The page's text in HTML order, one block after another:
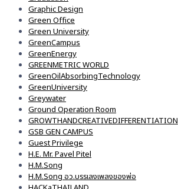
Graphic Design
Green Office
Green University
GreenCampus
GreenEnergy
GREENMETRIC WORLD
GreenOilAbsorbingTechnology
GreenUniversity
Greywater
Ground Operation Room
GROWTHANDCREATIVEDIFFERENTIATION
GSB GEN CAMPUS
Guest Privilege
H.E. Mr. Pavel Pitel
H.M.Song
H.M.Song อว.บรรเลงเพลงของพ่อ